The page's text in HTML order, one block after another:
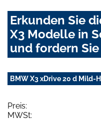
Erkunden Sie
X3 Modelle in
und fordern
BMW X3 xDrive 20 d Mild-
Preis:
MWSt: